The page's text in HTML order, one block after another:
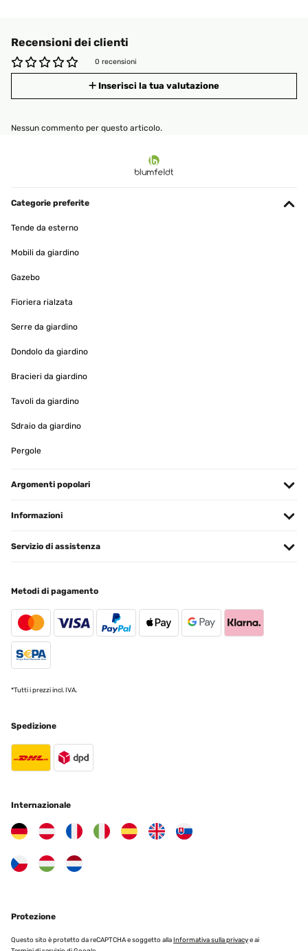
Recensioni dei clienti
0 recensioni
Inserisci la tua valutazione
Nessun commento per questo articolo.
Categorie preferite
Tende da esterno
Mobili da giardino
Gazebo
Fioriera rialzata
Serre da giardino
Dondolo da giardino
Bracieri da giardino
Tavoli da giardino
Sdraio da giardino
Pergole
Argomenti popolari
Informazioni
Servizio di assistenza
Metodi di pagamento
*Tutti i prezzi incl. IVA.
Spedizione
Internazionale
Protezione
Questo sito è protetto da reCAPTCHA e soggetto allaInformativa sulla privacye ai